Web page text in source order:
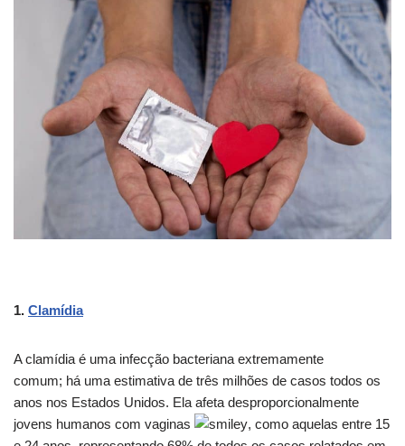
1. Clamídia
A clamídia é uma infecção bacteriana extremamente
comum; há uma estimativa de três milhões de casos todos os
anos nos Estados Unidos. Ela afeta desproporcionalmente
jovens humanos com vaginas
, como aquelas entre 15